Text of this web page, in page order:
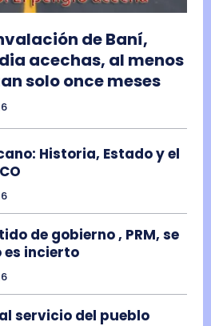
de Baní,
acechas, al menos
solo once meses
Historia, Estado y el
de gobierno , PRM, se
incierto
al servicio del pueblo